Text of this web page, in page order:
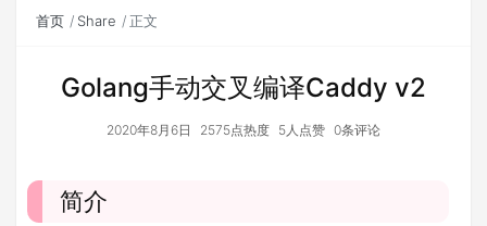
首页 Share 正文
Golang手动交叉编译Caddy v2
2020年8月6日 2575点热度 5人点赞 0条评论
简介